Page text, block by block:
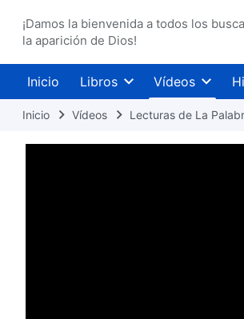
¡Damos la bienvenida a todos los
la aparición de Dios!
Inicio Libros Vídeos
Inicio Vídeos Lecturas de La